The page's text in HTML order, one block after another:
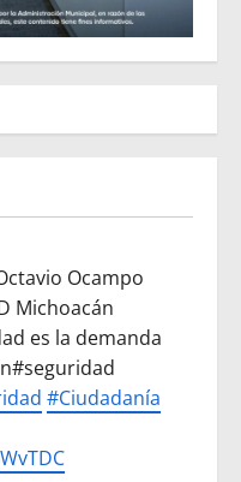
Ocampo
Michoacán
es la demanda
#Ciudadanía